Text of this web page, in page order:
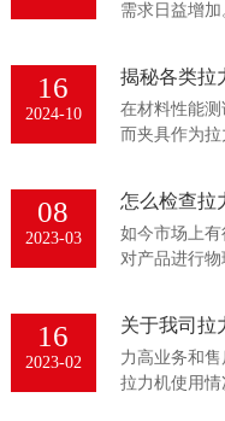
需求日益增
16
2024-10
揭秘各类拉
在材料性能测
而夹具作为
08
2023-03
怎么检查拉
如今市场上
对产品进行
16
2023-02
关于我司拉
力高业务和
拉力机使用情况及设备检